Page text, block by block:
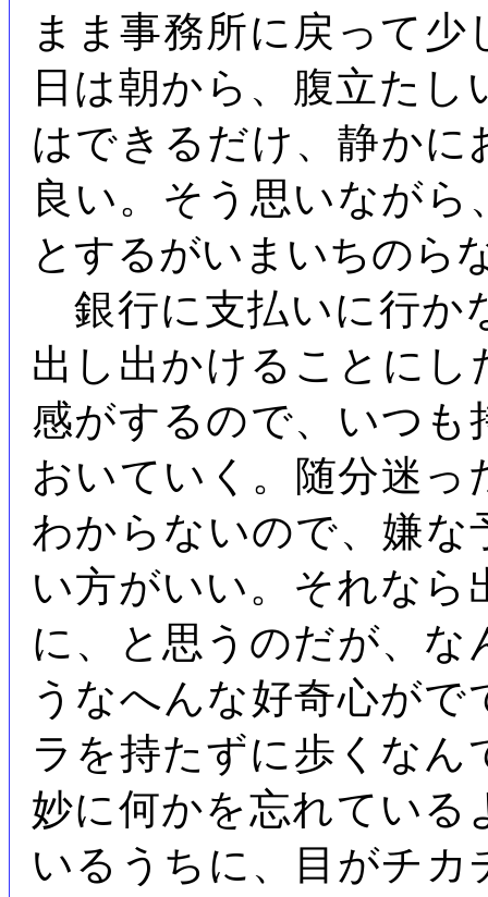
まま事務所に戻って
日は朝から、腹立た
はできるだけ、静か
良い。そう思いなが
とするがいまいちのら
銀行に支払いに行か
出し出かけることに
感がするので、いつも
おいていく。随分迷
わからないので、嫌な
い方がいい。それな
に、と思うのだが、
うなへんな好奇心が
ラを持たずに歩くな
妙に何かを忘れている
いるうちに、目がチ